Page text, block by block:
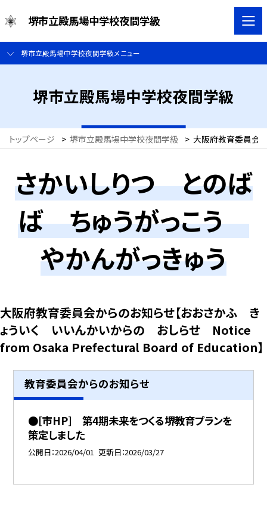
堺市立殿馬場中学校夜間学級
堺市立殿馬場中学校夜間学級メニュー
堺市立殿馬場中学校夜間学級
トップページ > 堺市立殿馬場中学校夜間学級 > 大阪府教育委員会
さかいしりつ とのば
ば ちゅうがっこう
やかんがっきゅう
大阪府教育委員会からのお知らせ【おおさかふ き
ょういく いいんかいからの おしらせ Notice
from Osaka Prefectural Board of Education】
教育委員会からのお知らせ
●[市HP] 第4期未来をつくる堺教育プランを
策定しました
公開日 2026/04/01 更新日 2026/03/27